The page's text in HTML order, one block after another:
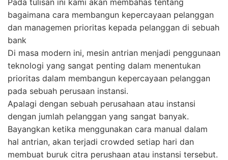
bagaimana cara membangun kepercayaan pelanggan
dan managemen prioritas kepada pelanggan di sebuah
bank
Di masa modern ini, mesin antrian menjadi penggunaan
teknologi yang sangat penting dalam menentukan
prioritas dalam membangun kepercayaan pelanggan
pada sebuah perusaan instansi.
Apalagi dengan sebuah perusahaan atau instansi
dengan jumlah pelanggan yang sangat banyak.
Bayangkan ketika menggunakan cara manual dalam
hal antrian, akan terjadi crowded setiap hari dan
membuat buruk citra perushaan atau instansi tersebut.